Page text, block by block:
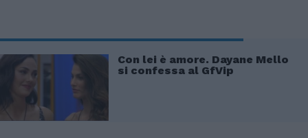
Con lei è amore. Dayane Mello
si confessa al GfVip